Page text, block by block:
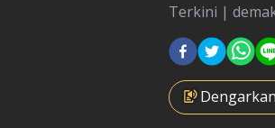
Terkini |